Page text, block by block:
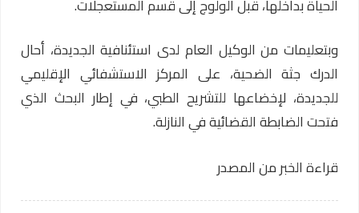
الحياة بداخلها، قبل الولوج إلى قسم المستعجلات.
وبتعليمات من الوكيل العام لدى استئنافية الجديدة، أحال
الدرك جثة الضحية، على المركز الاستشفائي الإقليمي
للجديدة، لإخضاعها للتشريح الطبي، في إطار البحث الذي
فتحت الضابطة القضائية في النازلة.
قراءة الخبر من المصدر